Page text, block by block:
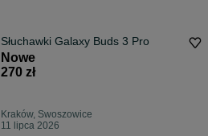
Słuchawki Galaxy Buds 3 Pro
Nowe
270 zł
Kraków, Swoszowice
11 lipca 2026